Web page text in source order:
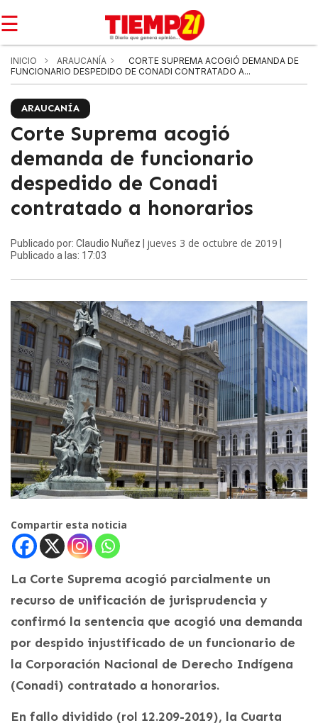
☰
INICIO ARAUCANÍA
CORTE SUPREMA ACOGIÓ DEMANDA DE
FUNCIONARIO DESPEDIDO DE CONADI CONTRATADO A...
ARAUCANÍA
Corte Suprema acogió
demanda de funcionario
despedido de Conadi
contratado a honorarios
Publicado por: Claudio Nuñez | jueves 3 de octubre de 2019
Publicado a las: 17:03
Compartir esta noticia
La Corte Suprema acogió parcialmente un
recurso de unificación de jurisprudencia y
confirmó la sentencia que acogió una demanda
por despido injustificado de un funcionario de
la Corporación Nacional de Derecho Indígena
(Conadi) contratado a honorarios.
En fallo dividido (rol 12.209-2019), la Cuarta